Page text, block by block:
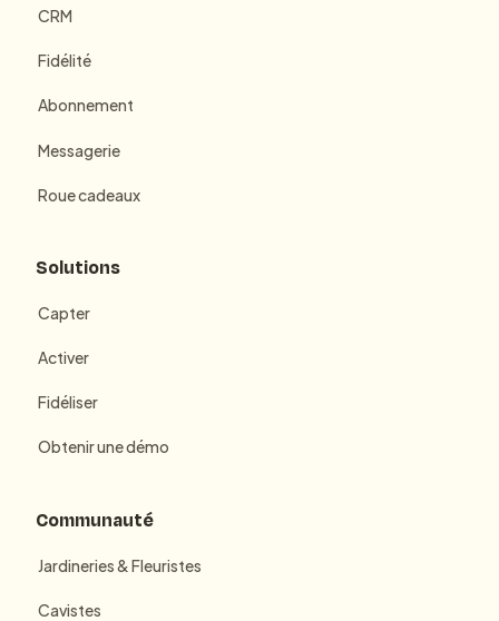
CRM
Fidélité
Abonnement
Messagerie
Roue cadeaux
Solutions
Capter
Activer
Fidéliser
Obtenir une démo
Communauté
Jardineries & Fleuristes
Cavistes